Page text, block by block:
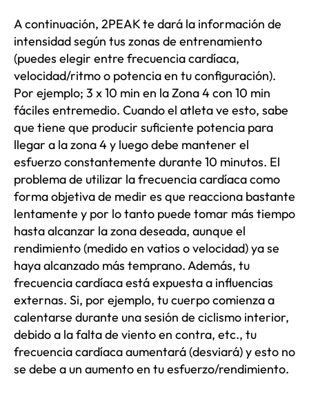
A continuación, 2PEAK te dará la información de
intensidad según tus zonas de entrenamiento
(puedes elegir entre frecuencia cardíaca,
velocidad/ritmo o potencia en tu configuración).
Por ejemplo; 3 x 10 min en la Zona 4 con 10 min
fáciles entremedio. Cuando el atleta ve esto, sabe
que tiene que producir suficiente potencia para
llegar a la zona 4 y luego debe mantener el
esfuerzo constantemente durante 10 minutos. El
problema de utilizar la frecuencia cardíaca como
forma objetiva de medir es que reacciona bastante
lentamente y por lo tanto puede tomar más tiempo
hasta alcanzar la zona deseada, aunque el
rendimiento (medido en vatios o velocidad) ya se
haya alcanzado más temprano. Además, tu
frecuencia cardíaca está expuesta a influencias
externas. Si, por ejemplo, tu cuerpo comienza a
calentarse durante una sesión de ciclismo interior,
debido a la falta de viento en contra, etc., tu
frecuencia cardíaca aumentará (desviará) y esto no
se debe a un aumento en tu esfuerzo/rendimiento.